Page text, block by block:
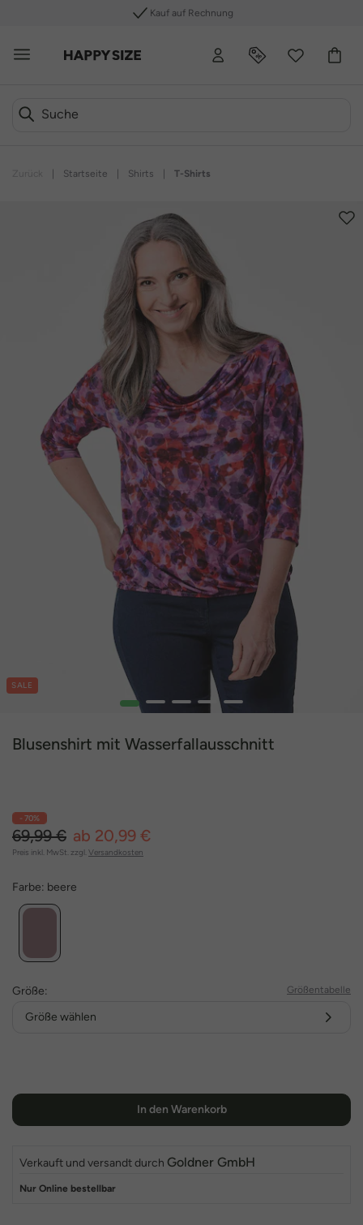
Kauf auf Rechnung
Startseite Shirts T-Shirts
SALE
1 2 3 4 5
Blusenshirt mit Wasserfallausschnitt
- 70%
69,99 € ab 20,99 €
Preis inkl. MwSt. zzgl. Versandkosten
Farbe: beere
Größe: Größentabelle
Größe wählen
In den Warenkorb
Verkauft und versandt durch Goldner GmbH
Nur Online bestellbar